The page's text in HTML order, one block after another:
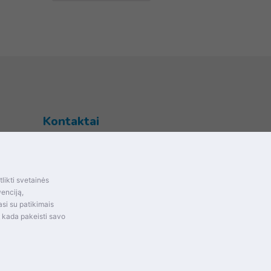
ir
Kontaktai
svetainės
su patikimais
kada pakeisti savo